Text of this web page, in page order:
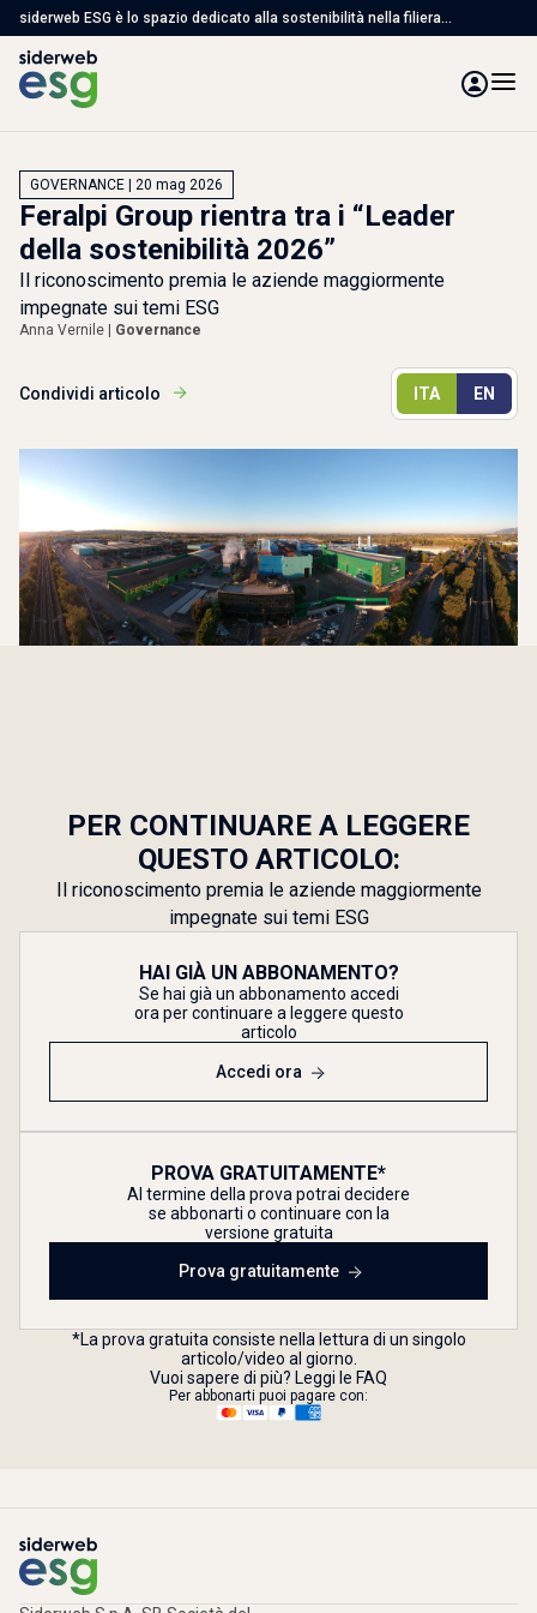
siderweb ESG è lo spazio dedicato alla sostenibilità nella filiera
dell'acciaio, con articoli, studi e servizi per affrontare le sfide ambientali,
sociali e di governance
GOVERNANCE | 20 mag 2026
Feralpi Group rientra tra i “Leader
della sostenibilità 2026”
Il riconoscimento premia le aziende maggiormente
impegnate sui temi ESG
Anna Vernile | Governance
Condividi articolo ITA EN
PER CONTINUARE A LEGGERE
QUESTO ARTICOLO:
Il riconoscimento premia le aziende maggiormente
impegnate sui temi ESG
HAI GIÀ UN ABBONAMENTO?
Se hai già un abbonamento accedi
ora per continuare a leggere questo
articolo
Accedi ora
PROVA GRATUITAMENTE*
Al termine della prova potrai decidere
se abbonarti o continuare con la
versione gratuita
Prova gratuitamente
*La prova gratuita consiste nella lettura di un singolo
articolo/video al giorno.
Vuoi sapere di più? Leggi le FAQ
Per abbonarti puoi pagare con: